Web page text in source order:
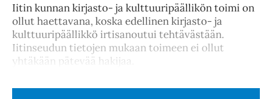
Iitin kunnan kirjasto- ja kulttuuripäällikön toimi on
ollut haettavana, koska edellinen kirjasto- ja
kulttuuripäällikkö irtisanoutui tehtävästään.
Iitinseudun tietojen mukaan toimeen ei ollut
yhtäkään pätevää hakijaa.